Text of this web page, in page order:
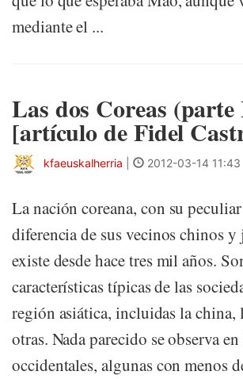
mediante el ...
Las dos Coreas
[artículo de Fidel
kfaeuskalherria 2012-03-14 11:43
La nación coreana, con su
diferencia de sus vecinos chinos y
existe desde hace tres mil años.
características típicas de las
región asiática, incluidas la china,
otras. Nada parecido se observa
occidentales, algunas con menos